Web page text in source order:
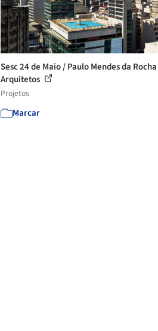
Sesc 24 de Maio / Paulo Mendes da
Arquitetos
Projetos
Marcar